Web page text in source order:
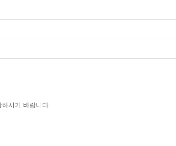
하시기 바랍니다.